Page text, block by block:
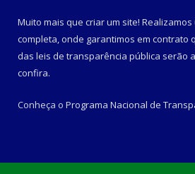
Muito mais que criar um site!
completa, onde garantimos em contrato
das leis de transparência pública serão
confira.
Conheça o Programa Nacional de